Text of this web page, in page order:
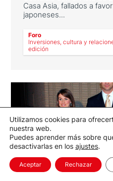
LEER MÁS
Casa Asia, fallados a
japoneses...
Foro
Inversiones, cultura y
edición
Inversiones,
internacionales
Coincidió con el Acto
Premios Casa Asia,
museos japoneses, el
Nagasaki y el Museo
Utilizamos cookies para
nuestra web.
Puedes aprender más sobre
desactivarlas en los ajustes.
Aceptar Rechazar